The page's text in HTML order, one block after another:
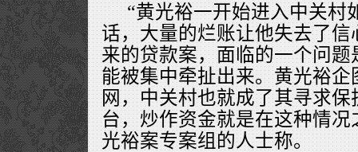
“黄光裕一开始进入中关村
话，大量的烂账让他失去了
来的贷款案，面临的一个问
能被集中牵扯出来。黄光裕
网，中关村也就成了其寻求
台，炒作资金就是在这种情
光裕案专案组的人士称。